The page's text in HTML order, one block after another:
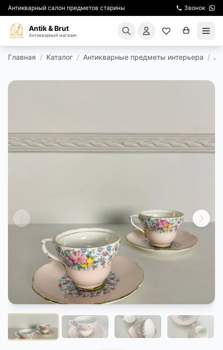
Антикварный салон предметов старины Звонок
Antik & Brut
Антикварный магазин
КИНОСЪЕМКА
КУРСЫ ПО РЕСТАВРАЦИИ
КОНТАКТЫ
ДОСТАВКА И ОПЛАТА
Главная / Каталог / Антикварные предметы интерьера /